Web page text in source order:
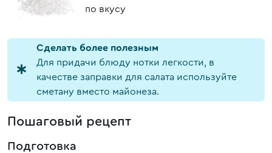
по вкусу
Cделать более полезным
Для придачи блюду нотки легкости, в
качестве заправки для салата используйте
сметану вместо майонеза.
Пошаговый рецепт
Подготовка